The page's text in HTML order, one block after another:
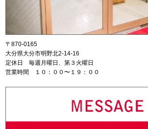
〒870-0165
大分県大分市明野北2-14-16
定休日 毎週月曜日、第３火曜日
営業時間 １０：００〜１９：００